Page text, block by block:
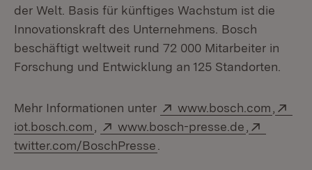
der Welt. Basis für künftiges Wachstum ist die
Innovationskraft des Unternehmens. Bosch
beschäftigt weltweit rund 72 000 Mitarbeiter in
Forschung und Entwicklung an 125 Standorten.
Mehr Informationen unter Extern:
www.bosch.com
iot.bosch.com (Öffnet in neuem Fenster)
Extern:
www.bosch-presse.de (Öffnet in
twitter.com/BoschPresse